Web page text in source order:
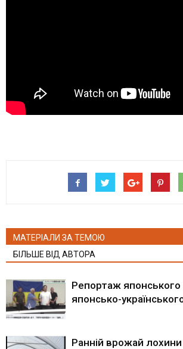
МАТЕРІАЛИ ЗА ТЕМОЮ
БІЛЬШЕ ВІД АВТОРА
Репортаж японського
японсько-
Ранній врожай